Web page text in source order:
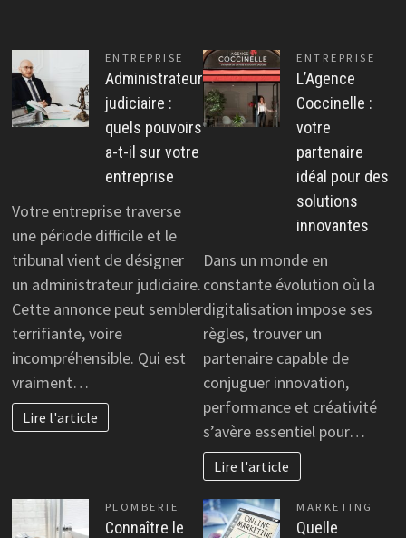
ENTREPRISE
Administrateur
judiciaire :
quels pouvoirs
a-t-il sur votre
entreprise
Votre entreprise traverse
une période difficile et le
tribunal vient de désigner
un administrateur judiciaire.
Cette annonce peut sembler
terrifiante, voire
incompréhensible. Qui est
vraiment…
Lire l'article
ENTREPRISE
L’Agence
Coccinelle :
votre
partenaire
idéal pour des
solutions
innovantes
Dans un monde en
constante évolution où la
digitalisation impose ses
règles, trouver un
partenaire capable de
conjuguer innovation,
performance et créativité
s’avère essentiel pour…
Lire l'article
PLOMBERIE
Connaître le
MARKETING
Quelle